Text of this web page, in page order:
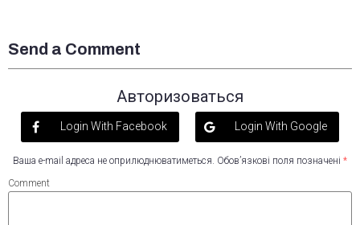
Send a Comment
Авторизоваться
Login With Facebook Login With Google
Ваша e-mail адреса не оприлюднюватиметься. Обов’язкові поля позначені *
Comment